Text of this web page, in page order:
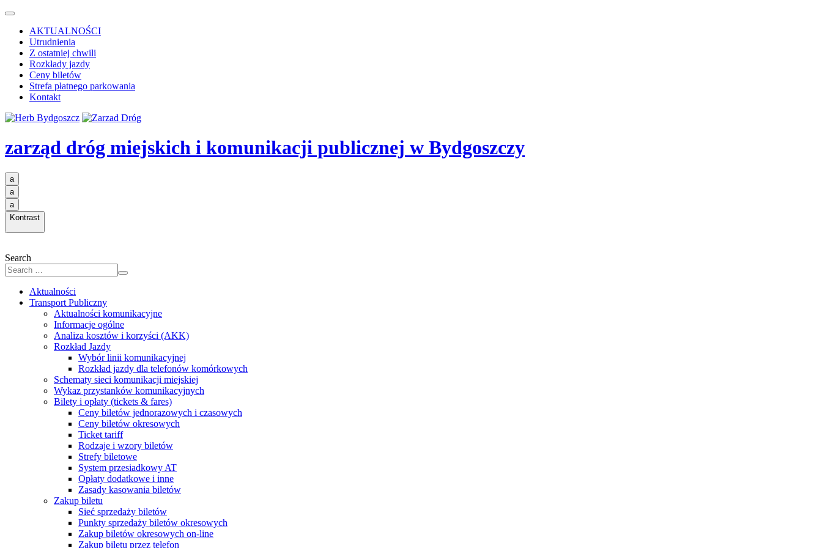
AKTUALNOŚCI
Utrudnienia
Z ostatniej chwili
Rozkłady jazdy
Ceny biletów
Strefa płatnego parkowania
Kontakt
zarząd dróg miejskich i komunikacji publicznej w Bydgoszczy
a
a
a
Kontrast
Search
Aktualności
Transport Publiczny
Aktualności komunikacyjne
Informacje ogólne
Analiza kosztów i korzyści (AKK)
Rozkład Jazdy
Wybór linii komunikacyjnej
Rozkład jazdy dla telefonów komórkowych
Schematy sieci komunikacji miejskiej
Wykaz przystanków komunikacyjnych
Bilety i opłaty (tickets & fares)
Ceny biletów jednorazowych i czasowych
Ceny biletów okresowych
Ticket tariff
Rodzaje i wzory biletów
Strefy biletowe
System przesiadkowy AT
Opłaty dodatkowe i inne
Zasady kasowania biletów
Zakup biletu
Sieć sprzedaży biletów
Punkty sprzedaży biletów okresowych
Zakup biletów okresowych on-line
Zakup biletu przez telefon